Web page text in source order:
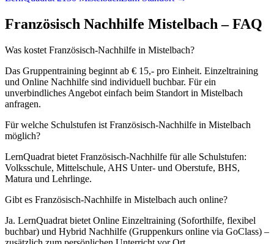
Französisch Nachhilfe Mistelbach – FAQ
Was kostet Französisch-Nachhilfe in Mistelbach?
Das Gruppentraining beginnt ab € 15,- pro Einheit. Einzeltraining
und Online Nachhilfe sind individuell buchbar. Für ein
unverbindliches Angebot einfach beim Standort in Mistelbach
anfragen.
Für welche Schulstufen ist Französisch-Nachhilfe in Mistelbach
möglich?
LernQuadrat bietet Französisch-Nachhilfe für alle Schulstufen:
Volksschule, Mittelschule, AHS Unter- und Oberstufe, BHS,
Matura und Lehrlinge.
Gibt es Französisch-Nachhilfe in Mistelbach auch online?
Ja. LernQuadrat bietet Online Einzeltraining (Soforthilfe, flexibel
buchbar) und Hybrid Nachhilfe (Gruppenkurs online via GoClass) –